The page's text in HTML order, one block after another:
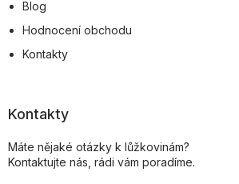
Blog
Hodnocení obchodu
Kontakty
Kontakty
Máte nějaké otázky k lůžkovinám?
Kontaktujte nás, rádi vám poradíme.